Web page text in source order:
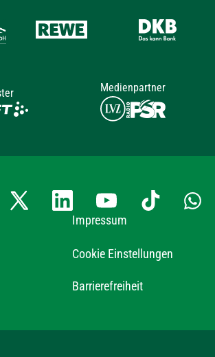
Medienpartner
Impressum
Cookie Einstellungen
Barrierefreiheit